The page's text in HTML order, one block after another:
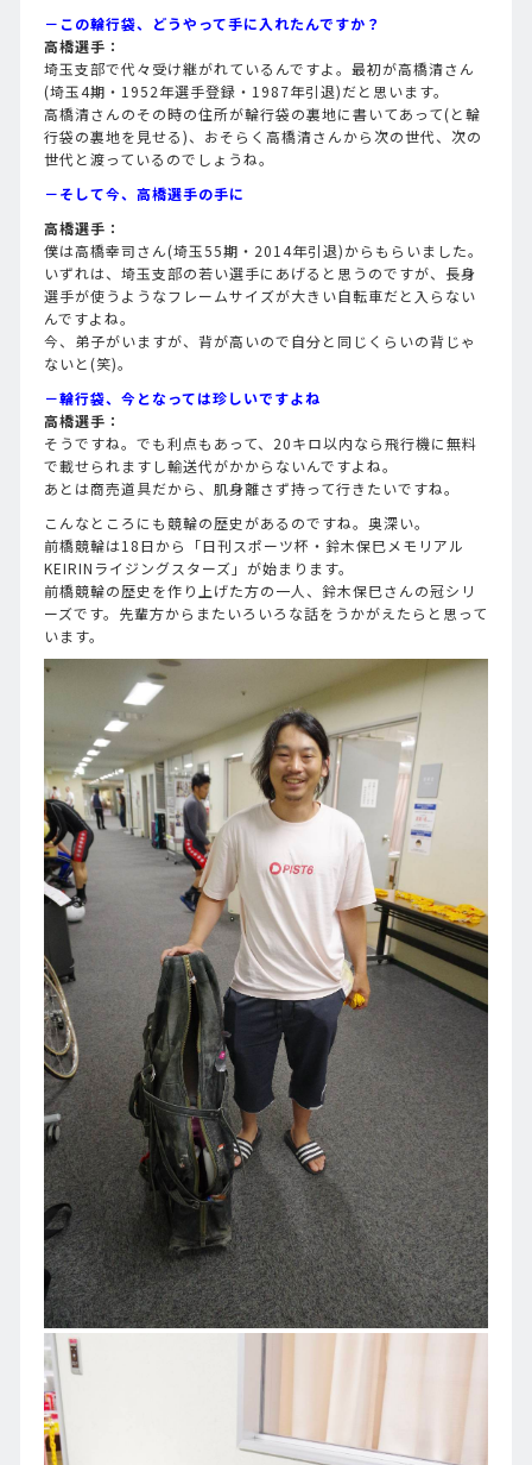
－この輪行袋、どうやって手に入れたんですか？
高橋選手：
埼玉支部で代々受け継がれているんですよ。最初が高橋清さん
(埼玉4期・1952年選手登録・1987年引退)だと思います。
高橋清さんのその時の住所が輪行袋の裏地に書いてあって(と輪
行袋の裏地を見せる)、おそらく高橋清さんから次の世代、次の
世代と渡っているのでしょうね。
－そして今、高橋選手の手に
高橋選手：
僕は高橋幸司さん(埼玉55期・2014年引退)からもらいました。
いずれは、埼玉支部の若い選手にあげると思うのですが、長身
選手が使うようなフレームサイズが大きい自転車だと入らない
んですよね。
今、弟子がいますが、背が高いので自分と同じくらいの背じゃ
ないと(笑)。
－輪行袋、今となっては珍しいですよね
高橋選手：
そうですね。でも利点もあって、20キロ以内なら飛行機に無料
で載せられますし輸送代がかからないんですよね。
あとは商売道具だから、肌身離さず持って行きたいですね。
こんなところにも競輪の歴史があるのですね。奥深い。
前橋競輪は18日から「日刊スポーツ杯・鈴木保巳メモリアル
KEIRINライジングスターズ」が始まります。
前橋競輪の歴史を作り上げた方の一人、鈴木保巳さんの冠シリ
ーズです。先輩方からまたいろいろな話をうかがえたらと思って
います。